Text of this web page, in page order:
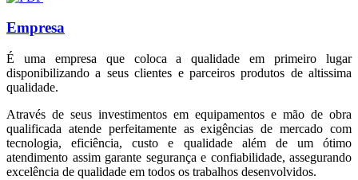
Empresa
É uma empresa que coloca a qualidade em primeiro lugar
disponibilizando a seus clientes e parceiros produtos de altissima
qualidade.
Através de seus investimentos em equipamentos e mão de obra
qualificada atende perfeitamente as exigências de mercado com
tecnologia, eficiência, custo e qualidade além de um ótimo
atendimento assim garante segurança e confiabilidade, assegurando
excelência de qualidade em todos os trabalhos desenvolvidos.